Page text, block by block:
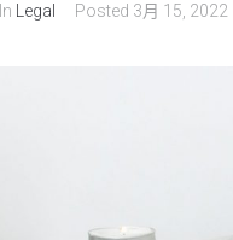
In Legal Posted 3月 15, 2022